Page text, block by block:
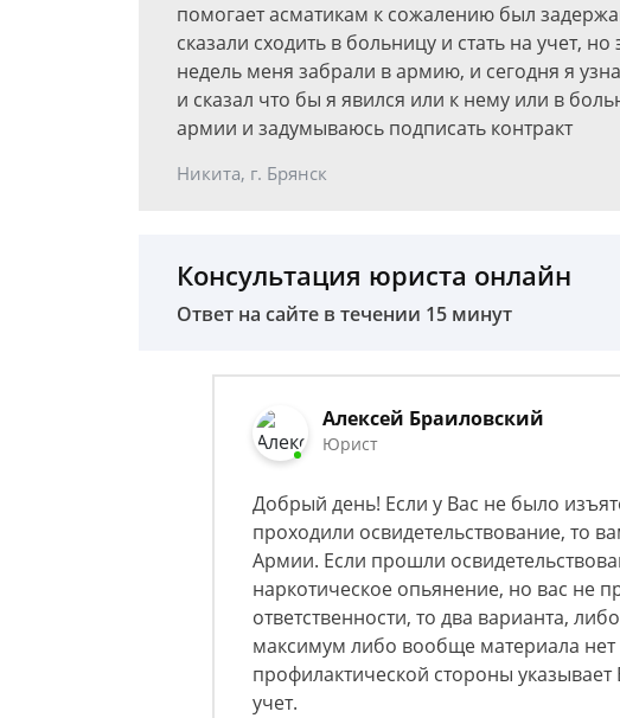
помогает асматикам к сожалению был
сказали сходить в больницу и стать на учет,
недель меня забрали в армию, и сегодня я
и сказал что бы я явился или к нему или в
армии и задумываюсь подписать контракт
Никита, г. Брянск
Консультация юриста онлайн
Ответ на сайте в течении 15 минут
Алексей Браиловский
Юрист
Добрый день! Если у Вас не было
проходили освидетельствование, то
Армии. Если прошли
наркотическое опьянение, но вас не
ответственности, то два варианта,
максимум либо вообще материала нет
профилактической стороны
учет.